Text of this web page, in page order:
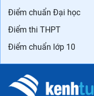
Điểm chuẩn Đại học
Điểm thi THPT
Điểm chuẩn lớp 10